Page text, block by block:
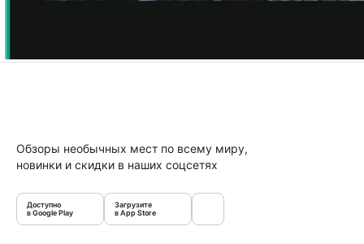
Обзоры необычных мест по всему миру,
новинки и скидки в наших соцсетях
Доступно
в Google Play
Загрузите
в App Store